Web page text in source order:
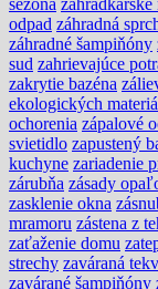
odpad záhradná
záhradné šampiňóny
sud zahrievajúce
zakrytie bazéna
ekologických
ochorenia zápalové
svietidlo zapustený
kuchyne zariadenie
zárubňa zásady
zasklenie okna
mramoru zástena z
zaťaženie domu
strechy zaváraná
zavárané šampiňóny